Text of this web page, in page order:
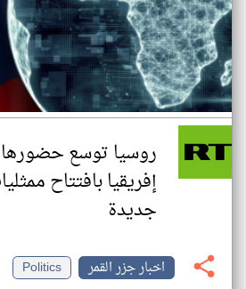
روسيا توسع
جديدة
اخبار جزر القمر
Politics